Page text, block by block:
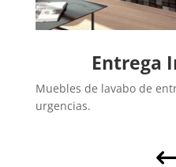
Entrega
Muebles de lavabo de
urgencias.